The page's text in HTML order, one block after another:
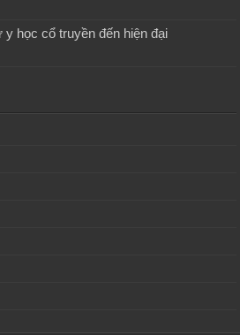
học cổ truyền đến hiện đại